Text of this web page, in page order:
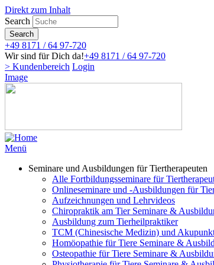
Direkt zum Inhalt
Search
Search
+49 8171 / 64 97-720
Wir sind für Dich da!+49 8171 / 64 97-720
> Kundenbereich Login
Image
Menü
Seminare und Ausbildungen für Tiertherapeuten
Alle Fortbildungsseminare für
Onlineseminare und -Ausbildungen für
Aufzeichnungen und Lehrvideos
Chiropraktik am Tier Seminare &
Ausbildung zum Tierheilpraktiker
TCM (Chinesische Medizin) und
Homöopathie für Tiere Seminare &
Osteopathie für Tiere Seminare &